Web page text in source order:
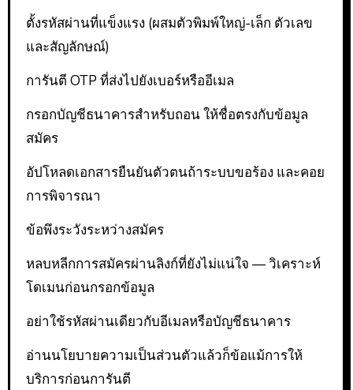
ตั้งรหัสผ่านที่แข็งแรง (ผสมตัวพิมพ์ใหญ่-เล็ก ตัวเลข
และสัญลักษณ์)
การันตี OTP ที่ส่งไปยังเบอร์หรืออีเมล
กรอกบัญชีธนาคารสำหรับถอน ให้ชื่อตรงกับข้อมูล
สมัคร
อัปโหลดเอกสารยืนยันตัวตนถ้าระบบขอร้อง และคอย
การพิจารณา
ข้อพึงระวังระหว่างสมัคร
หลบหลีกการสมัครผ่านลิงก์ที่ยังไม่แน่ใจ — วิเคราะห์
โดเมนก่อนกรอกข้อมูล
อย่าใช้รหัสผ่านเดียวกับอีเมลหรือบัญชีธนาคาร
อ่านนโยบายความเป็นส่วนตัวแล้วก็ข้อแม้การให้
บริการก่อนการันตี